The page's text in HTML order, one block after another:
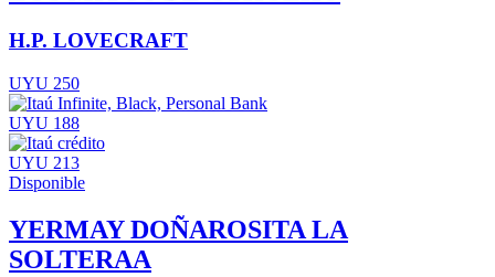
H.P. LOVECRAFT
UYU 250
UYU 188
UYU 213
Disponible
YERMAY DOÑAROSITA LA
SOLTERAA